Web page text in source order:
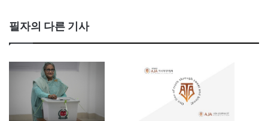
필자의 다른 기사